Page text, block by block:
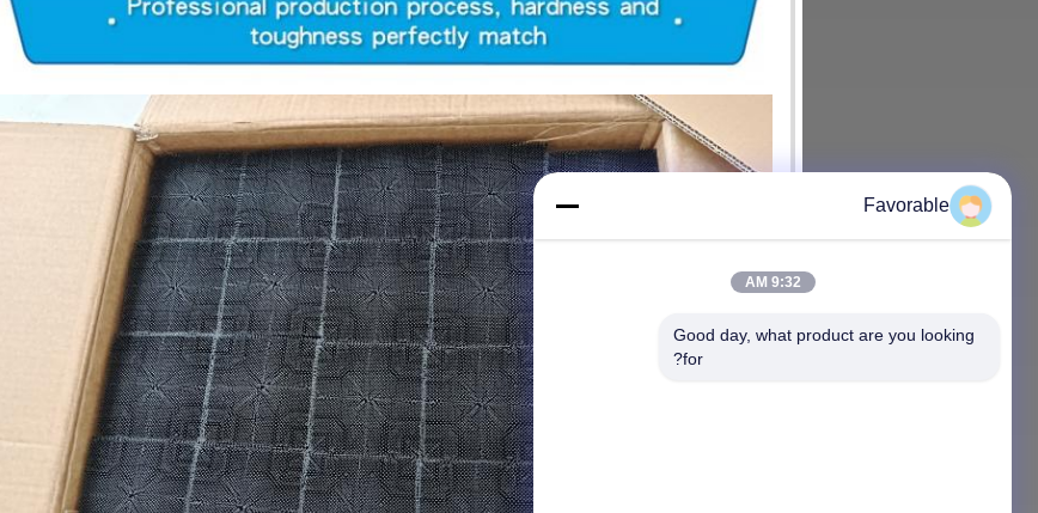
Favorable
9:32 AM
Good day, what product are you looking
for?